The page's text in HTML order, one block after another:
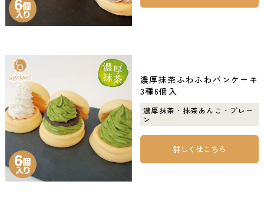
濃厚抹茶ふわふわパンケーキ
3種6個入
濃厚抹茶・抹茶あんこ・プレー
ン
詳しくはこちら